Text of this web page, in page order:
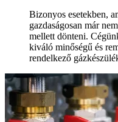
Bizonyos esetekben,
gazdaságosan már
mellett dönteni.
kiváló minőségű és
rendelkező